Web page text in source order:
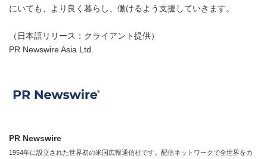
にいても、より良く暮らし、働けるよう支援していきます。
（日本語リリース：クライアント提供）
PR Newswire Asia Ltd.
PR Newswire
1954年に設立された世界初の米国広報通信社です。配信ネットワークで全世界をカ